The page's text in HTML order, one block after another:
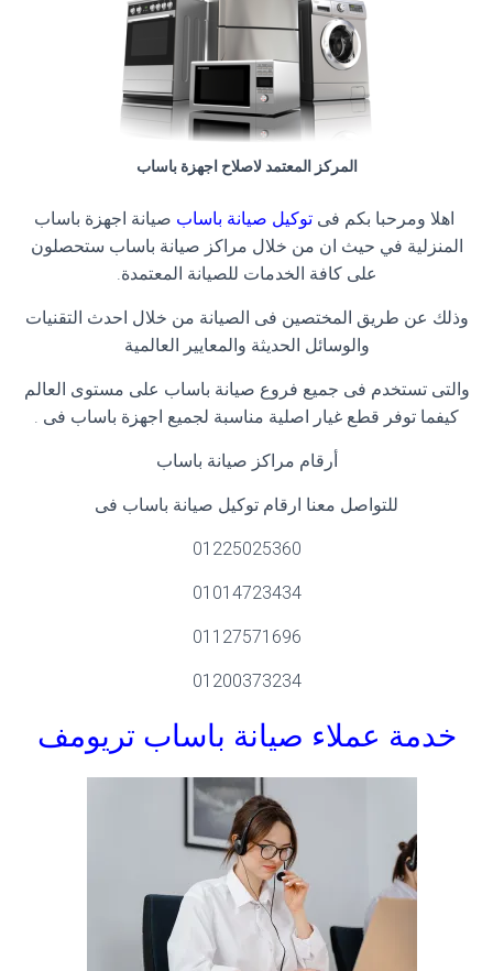
المركز المعتمد لاصلاح اجهزة باساب
اهلا ومرحبا بكم فى توكيل صيانة باساب صيانة اجهزة باساب
المنزلية في حيث ان من خلال مراكز صيانة باساب ستحصلون
على كافة الخدمات للصيانة المعتمدة.
وذلك عن طريق المختصين فى الصيانة من خلال احدث التقنيات
والوسائل الحديثة والمعايير العالمية
والتى تستخدم فى جميع فروع صيانة باساب على مستوى العالم
كيفما توفر قطع غيار اصلية مناسبة لجميع اجهزة باساب فى .
أرقام مراكز صيانة باساب
للتواصل معنا ارقام توكيل صيانة باساب فى
01225025360
01014723434
01127571696
01200373234
خدمة عملاء صيانة باساب تريومف